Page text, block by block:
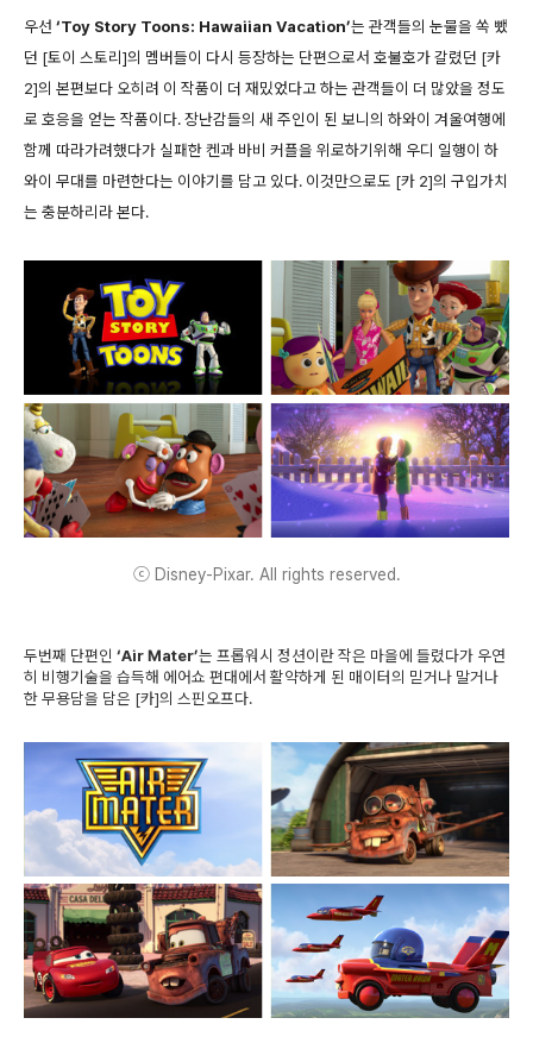
우선 ‘Toy Story Toons: Hawaiian Vacation’는 관객들의 눈물을 쏙 뺐
던 [토이 스토리]의 멤버들이 다시 등장하는 단편으로서 호불호가 갈렸던 [카
2]의 본편보다 오히려 이 작품이 더 재밌었다고 하는 관객들이 더 많았을 정도
로 호응을 얻는 작품이다. 장난감들의 새 주인이 된 보니의 하와이 겨울여행에
함께 따라가려했다가 실패한 켄과 바비 커플을 위로하기위해 우디 일행이 하
와이 무대를 마련한다는 이야기를 담고 있다. 이것만으로도 [카 2]의 구입가치
는 충분하리라 본다.
ⓒ Disney-Pixar. All rights reserved.
두번째 단편인 ‘Air Mater’는 프롭워시 정션이란 작은 마을에 들렸다가 우연
히 비행기술을 습득해 에어쇼 편대에서 활약하게 된 매이터의 믿거나 말거나
한 무용담을 담은 [카]의 스핀오프다.